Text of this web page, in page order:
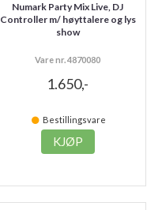
Numark Party Mix Live, DJ
Controller m/ høyttalere og lys
show
Vare nr. 4870080
1.650,-
Bestillingsvare
KJØP